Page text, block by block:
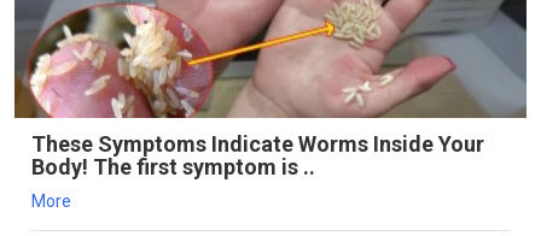
These Symptoms Indicate Worms Inside Your
Body! The first symptom is ..
More